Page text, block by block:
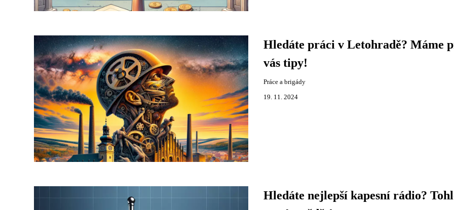
Hledáte práci v Letohradě? Máme
vás tipy!
Práce a brigády
19. 11. 2024
Hledáte nejlepší kapesní rádio?